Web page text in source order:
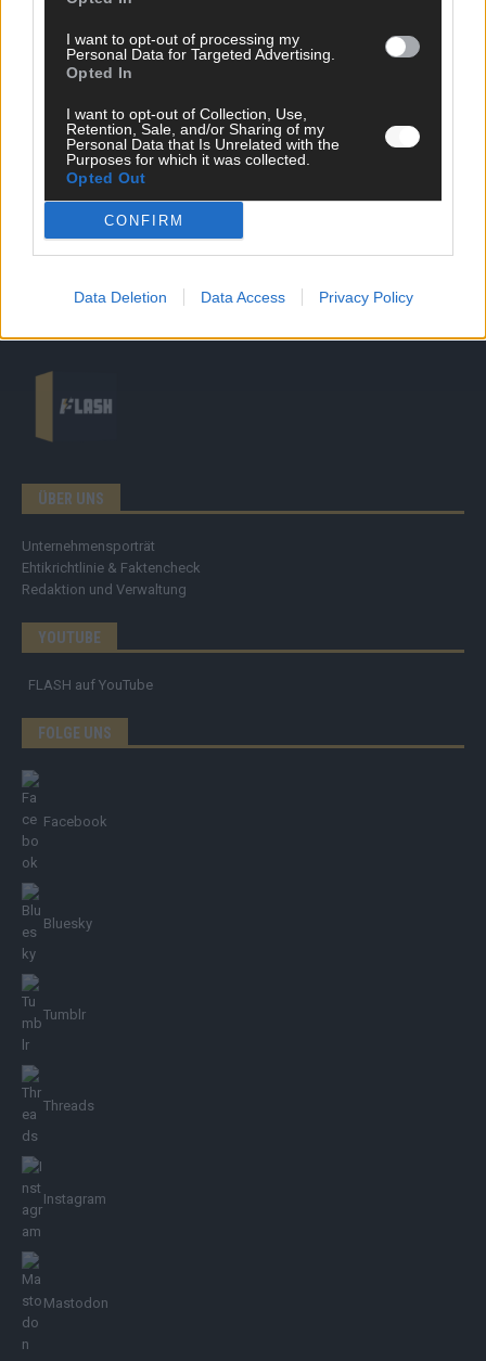
I want to opt-out of processing my
Personal Data for Targeted Advertising.
Opted In
I want to opt-out of Collection, Use,
Retention, Sale, and/or Sharing of my
Personal Data that Is Unrelated with the
Purposes for which it was collected.
Opted Out
CONFIRM
Data Deletion Data Access Privacy Policy
DIREKT ZUM THEMA
Politik & Co
Money Matters
Tipps & Tricks
Brainpower
Specials
ÜBER UNS
Unternehmensporträt
Ehtikrichtlinie & Faktencheck
Redaktion und Verwaltung
YOUTUBE
FLASH auf YouTube
FOLGE UNS
Facebook
Bluesky
Tumblr
Threads
Instagram
Mastodon